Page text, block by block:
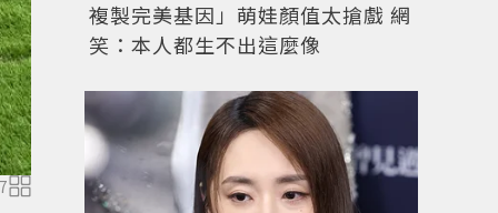
7
複製完美基因」萌娃顏值太搶戲 網
笑：本人都生不出這麼像